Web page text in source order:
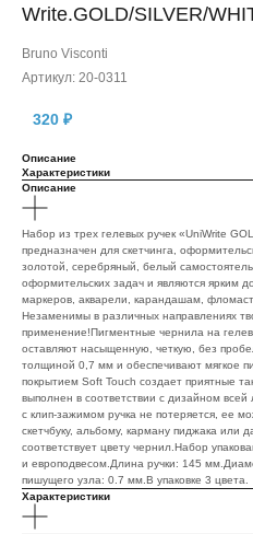
Write.GOLD/SILVER/
Bruno Visconti
Артикул: 20-0311
320 ₽
Описание
Характеристики
Описание
Набор из трех гелевых ручек «UniWrite
предназначен для скетчинга,
золотой, серебряный, белый
оформительских задач и являются ярким
маркеров, акварели, карандашам,
Незаменимы в различных направлениях
применение!Пигментные чернила на
оставляют насыщенную, четкую, без
толщиной 0,7 мм и обеспечивают мягкое
покрытием Soft Touch создает приятные
выполнен в соответствии с дизайном
с клип-зажимом ручка не потеряется, ее
скетчбуку, альбому, карману пиджака или
соответствует цвету чернил.Набор
и европодвесом.Длина ручки: 145
пишущего узла: 0.7 мм.В упаковке 3 цвета.
Характеристики